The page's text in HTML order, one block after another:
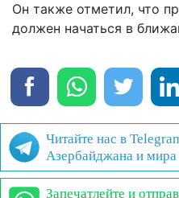
Он также отметил, что
должен начаться в
Читайте нас в
Азербайджана и мира
Запечатлейте и